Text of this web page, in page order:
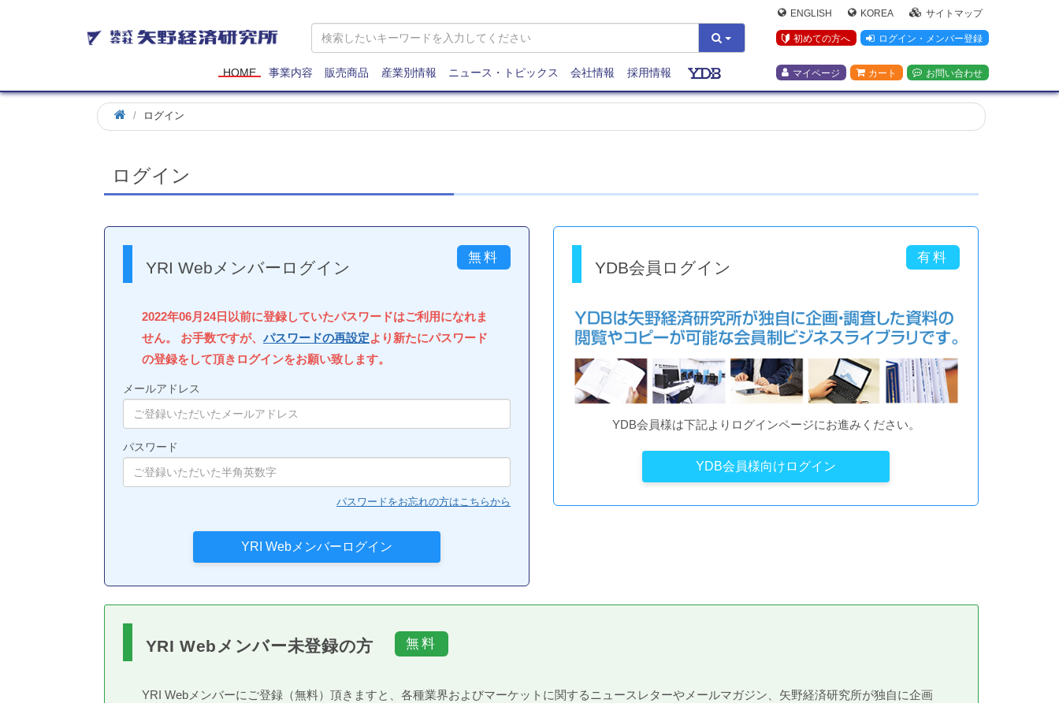
矢
野
研
究
所
ENGLISH KOREA サイトマップ
初めての方へ ログイン・メンバー登録
マイページ カート お問い合わせ
HOME 事業内容 販売商品 産業別情報 ニュース・トピックス 会社情報 採用情報
ログイン
ログイン
YRI Webメンバーログイン
2022年06月24日以前に登録していたパスワードはご利用になれま
せん。 お手数ですが、 パスワードの再設定より新たにパスワード
の登録をして頂きログインをお願い致します。
メールアドレス
パスワード
パスワードをお忘れの方はこちらから
YDB会員ログイン
YDB会員様は下記よりログインページにお進みください。
YDB会員様向けログイン
YRI Webメンバー未登録の方
YRI Webメンバーにご登録（無料）頂きますと、各種業界およびマーケットに関するニュースレターやメールマガジン、矢野経済研究所が独自に企画